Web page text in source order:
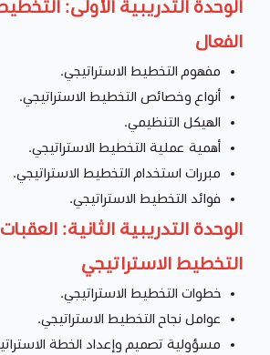
الوحدة التدريبية الأولى:
الفعال
مفهوم التخطيط الاستراتيجي.
أنواع وخصائص التخطيط الاستراتيجي.
الهيكل التنظيمي.
أهمية عملية التخطيط الاستراتيجي.
مبررات استخدام التخطيط الاستراتيجي.
فوائد التخطيط الاستراتيجي.
الوحدة التدريبية الثانية:
التخطيط الاستراتيجي
خطوات التخطيط الاستراتيجي.
عوامل نجاح التخطيط الاستراتيجي.
مسؤولية تصميم وإعداد الخطة